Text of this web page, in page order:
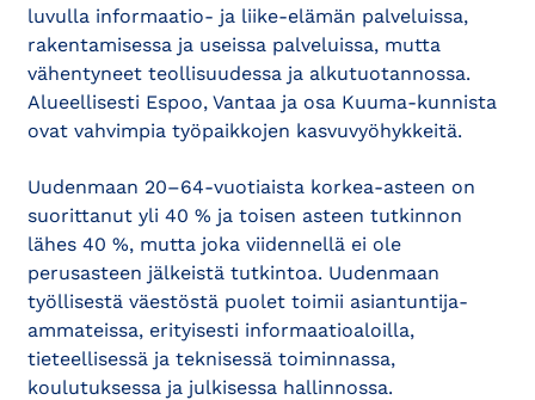
luvulla informaatio- ja liike-elämän palveluissa,
rakentamisessa ja useissa palveluissa, mutta
vähentyneet teollisuudessa ja alkutuotannossa.
Alueellisesti Espoo, Vantaa ja osa Kuuma-kunnista
ovat vahvimpia työpaikkojen kasvuvyöhykkeitä.
Uudenmaan 20–64-vuotiaista korkea-asteen on
suorittanut yli 40 % ja toisen asteen tutkinnon
lähes 40 %, mutta joka viidennellä ei ole
perusasteen jälkeistä tutkintoa. Uudenmaan
työllisestä väestöstä puolet toimii asiantuntija-
ammateissa, erityisesti informaatioaloilla,
tieteellisessä ja teknisessä toiminnassa,
koulutuksessa ja julkisessa hallinnossa.